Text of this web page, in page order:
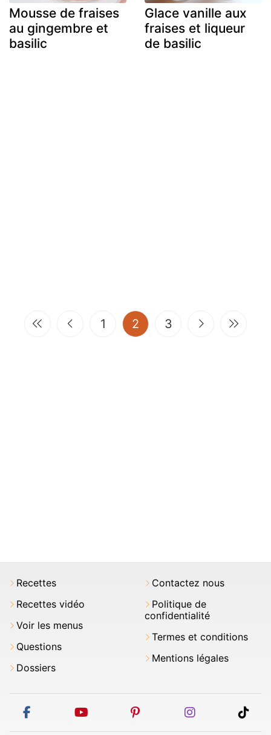
Mousse de fraises
au gingembre et
basilic
Glace vanille aux
fraises et liqueur
de basilic
1 2 (current)
3
Recettes
Recettes vidéo
Voir les menus
Questions
Dossiers
Contactez nous
Politique de
confidentialité
Termes et conditions
Mentions légales
facebook youtube pinterest instagram